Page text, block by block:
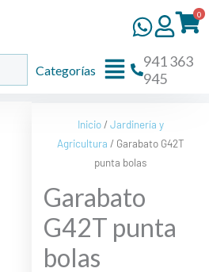
0
Flyout
Categorías
941 363
945
Inicio/Jardinería y
Agricultura / Garabato G42T
punta bolas
Garabato
G42T punta
bolas